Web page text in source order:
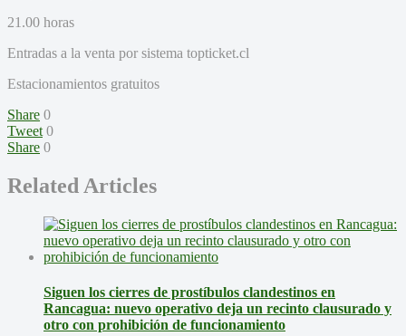
21.00 horas
Entradas a la venta por sistema topticket.cl
Estacionamientos gratuitos
Share 0
Tweet 0
Share 0
Related Articles
Siguen los cierres de prostíbulos clandestinos en
Rancagua: nuevo operativo deja un recinto clausurado y
otro con prohibición de funcionamiento